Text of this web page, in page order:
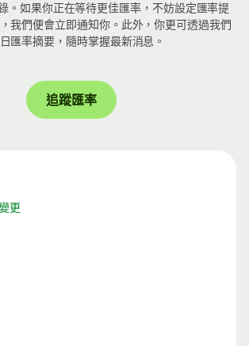
。如果你正在等待更佳匯率，不妨設定匯率提
我們便會立即通知你。此外，你更可透過我們
匯率摘要，隨時掌握最新消息。
追蹤匯率
更